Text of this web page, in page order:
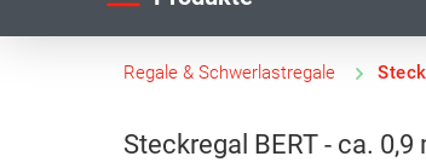
Regale & Schwerlastregale
Steckregal BERT - ca. 0,9